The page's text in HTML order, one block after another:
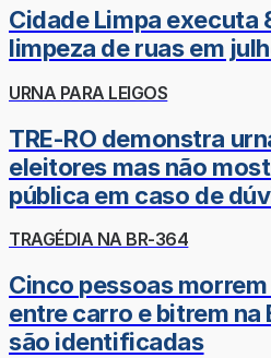
Cidade Limpa executa
limpeza de ruas em
URNA PARA LEIGOS
TRE-RO demonstra
eleitores mas não
pública em caso de
TRAGÉDIA NA BR-364
Cinco pessoas
entre carro e bitrem
são identificadas